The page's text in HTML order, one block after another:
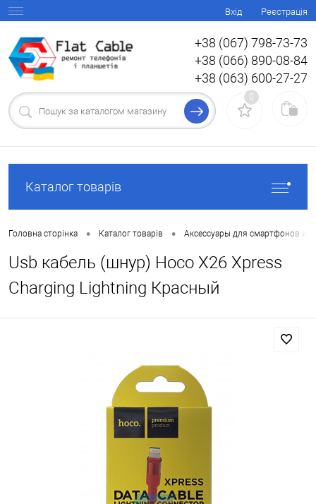
Вхід Реєстрація
+38 (067) 798-73-73
+38 (066) 890-08-84
+38 (063) 600-27-27
0
Каталог товарів
Головна сторінка • Каталог товарів • Аксессуары для смартфонов и
Usb кабель (шнур) Hoco X26 Xpress
Charging Lightning Красный